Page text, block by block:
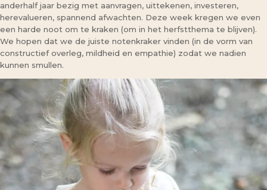
anderhalf jaar bezig met aanvragen, uittekenen, investeren,
herevalueren, spannend afwachten. Deze week kregen we even
een harde noot om te kraken (om in het herfstthema te blijven).
We hopen dat we de juiste notenkraker vinden (in de vorm van
constructief overleg, mildheid en empathie) zodat we nadien
kunnen smullen.